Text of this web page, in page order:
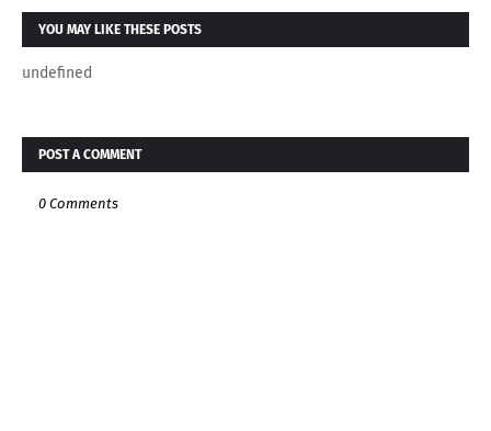
YOU MAY LIKE THESE POSTS
undefined
POST A COMMENT
0 Comments